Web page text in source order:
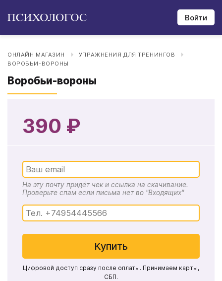
Войти
ОНЛАЙН МАГАЗИН
УПРАЖНЕНИЯ ДЛЯ ТРЕНИНГОВ
ВОРОБЬИ-ВОРОНЫ
Воробьи-вороны
390 ₽
На эту почту придёт чек и ссылка на скачивание.
Проверьте спам если письма нет во "Входящих"
Купить
Цифровой доступ сразу после оплаты. Принимаем карты,
СБП.